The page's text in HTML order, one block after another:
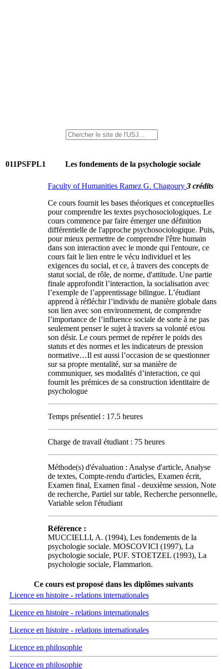
011PSFPL1 Les fondements de la psychologie sociale
Faculty of Humanities Ramez G. Chagoury 3 crédits
Ce cours fournit les bases théoriques et conceptuelles
pour comprendre les textes psychosociologiques. Le
cours commence par faire émerger une définition
différentielle de l'approche psychosociologique. Puis,
pour mieux permettre de comprendre l'être humain
dans son interaction avec le monde qui l'entoure, ce
cours fait le lien entre le vécu individuel et les
exigences du social, et ce, à travers des concepts de
statut social, de rôle, de norme, d'attitude. Une partie
finale approfondit l’interaction, la socialisation avec
l’exemple de l’apprentissage bilingue. L’étudiant
apprend à réfléchir l’individu de manière globale dans
son lien avec son environnement, de comprendre
l’importance de l’influence sociale de sorte à ne pas
seulement penser le sujet à travers sa volonté et/ou
son désir. Le cours permet de repérer le poids des
statuts et des normes et les indicateurs de pression
normative…Il est aussi l’occasion de se questionner
sur sa propre mentalité, sur sa manière de
communiquer, ses modalités d’interaction, ce qui
fournit les prémices de sa construction identitaire de
psychologue
Temps présentiel : 17.5 heures
Charge de travail étudiant : 75 heures
Méthode(s) d'évaluation : Analyse d'article, Analyse
de textes, Compte-rendu d'articles, Examen écrit,
Examen final, Examen final - deuxième session, Note
de recherche, Partiel sur table, Recherche personnelle,
Variable selon l'étudiant
Référence :
MUCCIELLI, A. (1994), Les fondements de la
psychologie sociale. MOSCOVICI (1997), La
psychologie sociale, PUF. STOETZEL (1993), La
psychologie sociale, Flammarion.
Ce cours est proposé dans les diplômes suivants
Licence en histoire - relations internationales
Licence en histoire - relations internationales
Licence en histoire - relations internationales
Licence en philosophie
Licence en philosophie